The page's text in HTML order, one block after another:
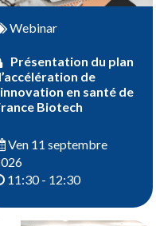
Webinar
Présentation du plan
de
en santé de
Biotech
Ven 11 septembre
11:30 - 12:30